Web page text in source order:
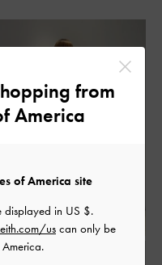
from
America
of America site
displayed in US $.
uscan only be